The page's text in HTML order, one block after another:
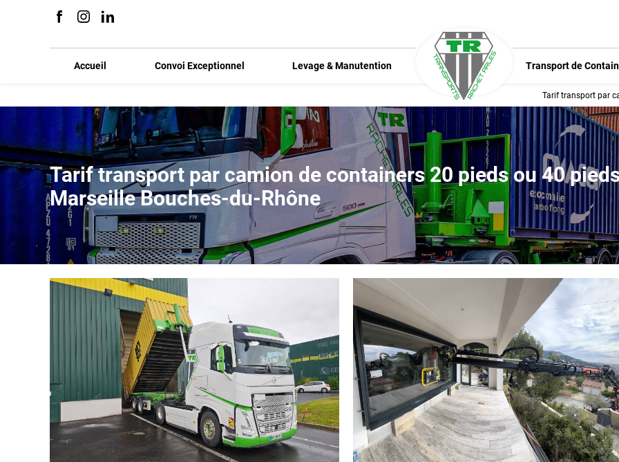
Accueil Convoi Exceptionnel Levage & Manutention Transport de
Tarif transport par
Tarif transport par camion de containers 20 pieds ou 40
Marseille Bouches-du-Rhône